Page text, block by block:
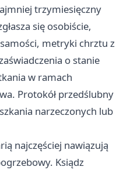
trzymiesięczny
się osobiście,
metryki chrztu z
o stanie
w ramach
Protokół przedślubny
narzeczonych lub
najczęściej nawiązują
Ksiądz